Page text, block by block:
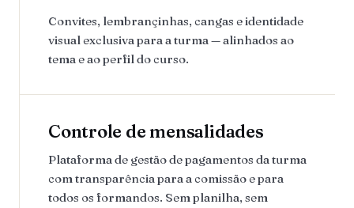
Convites, lembrançinhas, cangas e identidade
visual exclusiva para a turma — alinhados ao
tema e ao perfil do curso.
Controle de mensalidades
Plataforma de gestão de pagamentos da turma
com transparência para a comissão e para
todos os formandos. Sem planilha, sem